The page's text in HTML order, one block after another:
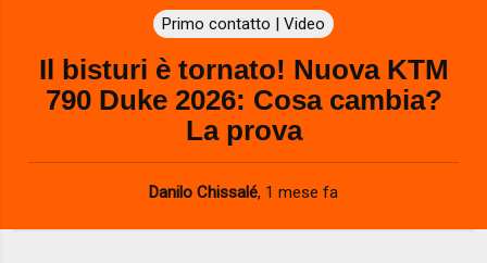
Primo contatto | Video
Il bisturi è tornato! Nuova KTM
790 Duke 2026: Cosa cambia?
La prova
Danilo Chissalé, 1 mese fa